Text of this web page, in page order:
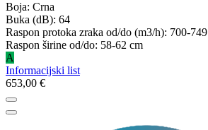
Boja: Crna
Buka (dB): 64
Raspon protoka zraka od/do (m3/h): 700-749
Raspon širine od/do: 58-62 cm
A
Informacijski list
653,00 €